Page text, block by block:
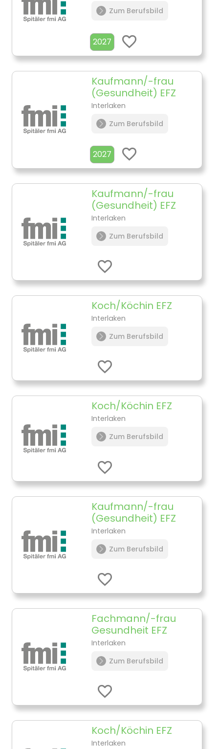
Zum Berufsbild
2027
Kaufmann/-frau
(Gesundheit) EFZ
Interlaken
Zum Berufsbild
2027
Kaufmann/-frau
(Gesundheit) EFZ
Interlaken
Zum Berufsbild
Koch/Köchin EFZ
Interlaken
Zum Berufsbild
Koch/Köchin EFZ
Interlaken
Zum Berufsbild
Kaufmann/-frau
(Gesundheit) EFZ
Interlaken
Zum Berufsbild
Fachmann/-frau
Gesundheit EFZ
Interlaken
Zum Berufsbild
Koch/Köchin EFZ
Interlaken